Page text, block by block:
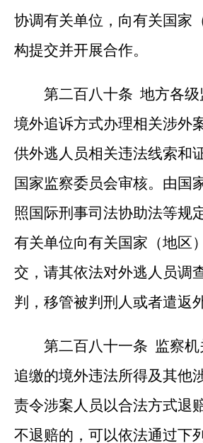
协调有关单位，向有关国家
构提交并开展合作。
第二百八十条 地方各级
境外追诉方式办理相关涉外
供外逃人员相关违法线索和
国家监察委员会审核。由国
照国际刑事司法协助法等规
有关单位向有关国家（地区
交，请其依法对外逃人员调
判，移管被判刑人或者遣返
第二百八十一条 监察机
追缴的境外违法所得及其他
责令涉案人员以合法方式退
不退赔的，可以依法通过下